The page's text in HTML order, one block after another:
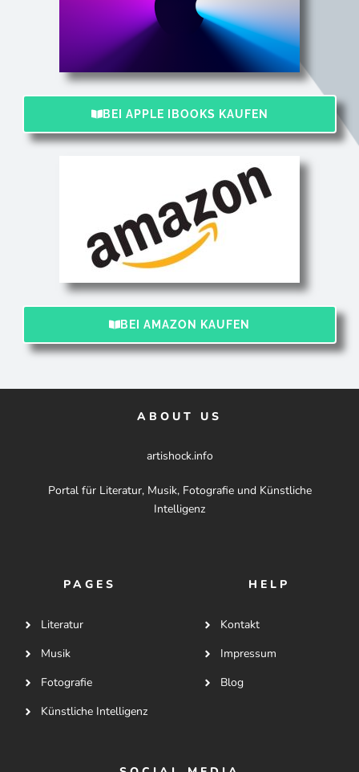
BEI APPLE IBOOKS KAUFEN
BEI AMAZON KAUFEN
ABOUT US
artishock.info
Portal für Literatur, Musik, Fotografie und Künstliche
Intelligenz
PAGES
Literatur
Musik
Fotografie
Künstliche Intelligenz
HELP
Kontakt
Impressum
Blog